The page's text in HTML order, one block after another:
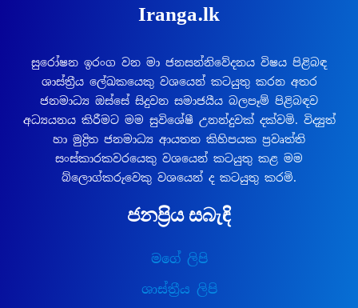
Iranga.lk
සුරෝෂන ඉරංග වන මා ජනසන්නිවේදනය විෂය පිළිබඳ
ශාස්ත්‍රීය ලේඛකයෙකු වශයෙන් කටයුතු කරන අතර
ජනමාධ්‍ය ඔස්සේ සිදුවන සමාජයීය බලපෑම් පිළිබඳව
අධ්‍යයනය කිරීමට මම සුවිශේෂී උනන්දුවක් දක්වමි. විද්‍යුත්
හා මුද්‍රිත ජනමාධ්‍ය ආයතන කිහිපයක ප්‍රවෘත්ති
සංස්කාරකවරයෙකු වශයෙන් කටයුතු කළ මම
බ්ලොග්කරුවෙකු වශයෙන් ද කටයුතු කරමි.
ජනප්‍රිය සබැඳි
මගේ ලිපි
ශාස්ත්‍රීය ලිපි